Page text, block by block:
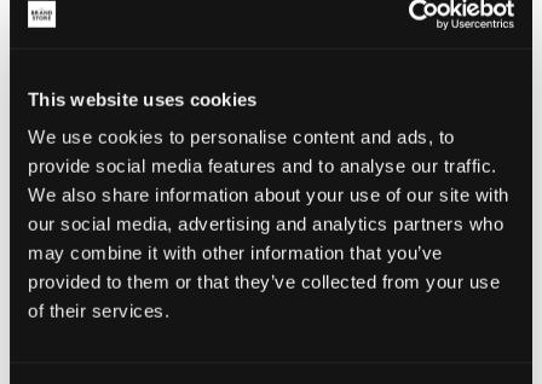
This website uses cookies
We use cookies to personalise content and ads, to
provide social media features and to analyse our traffic.
We also share information about your use of our site with
our social media, advertising and analytics partners who
may combine it with other information that you’ve
provided to them or that they’ve collected from your use
of their services.